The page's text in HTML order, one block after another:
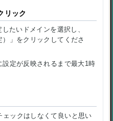
リック
たいドメインを選択し、
」をクリックしてくださ
定が反映されるまで最大1時
ックはしなくて良いと思い